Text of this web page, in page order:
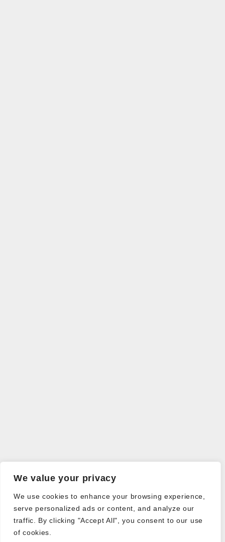
We value your privacy
We use cookies to enhance your browsing experience,
serve personalized ads or content, and analyze our
traffic. By clicking "Accept All", you consent to our use
of cookies.